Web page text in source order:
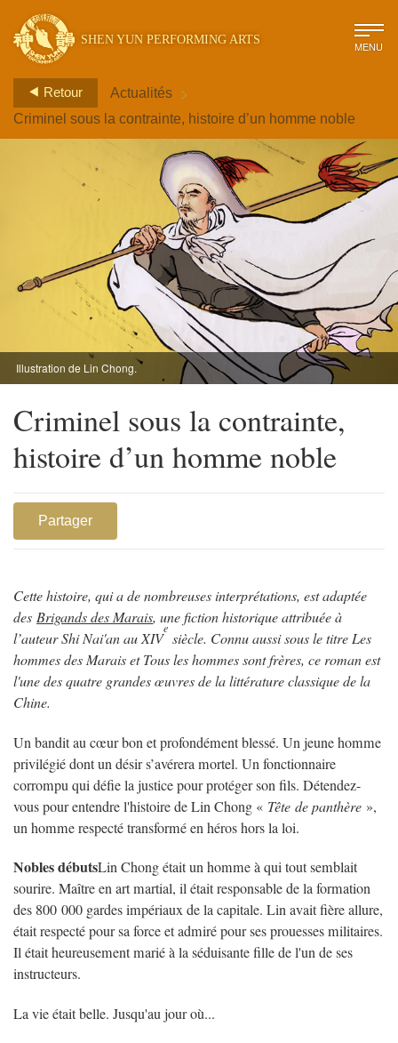
SHEN YUN PERFORMING ARTS MENU
Retour Actualités >
Criminel sous la contrainte, histoire d’un homme noble
Illustration de Lin Chong.
Criminel sous la contrainte,
histoire d’un homme noble
Partager
Cette histoire, qui a de nombreuses interprétations, est adaptée
des Brigands des Marais, une fiction historique attribuée à
l’auteur Shi Nai'an au XIV
e
siècle. Connu aussi sous le titre Les
hommes des Marais et Tous les hommes sont frères, ce roman est
l'une des quatre grandes œuvres de la littérature classique de la
Chine.
Un bandit au cœur bon et profondément blessé. Un jeune homme
privilégié dont un désir s’avérera mortel. Un fonctionnaire
corrompu qui défie la justice pour protéger son fils. Détendez-
vous pour entendre l'histoire de Lin Chong « Tête de panthère »,
un homme respecté transformé en héros hors la loi.
Nobles débutsLin Chong était un homme à qui tout semblait
sourire. Maître en art martial, il était responsable de la formation
des 800 000 gardes impériaux de la capitale. Lin avait fière allure,
était respecté pour sa force et admiré pour ses prouesses militaires.
Il était heureusement marié à la séduisante fille de l'un de ses
instructeurs.
La vie était belle. Jusqu'au jour où...